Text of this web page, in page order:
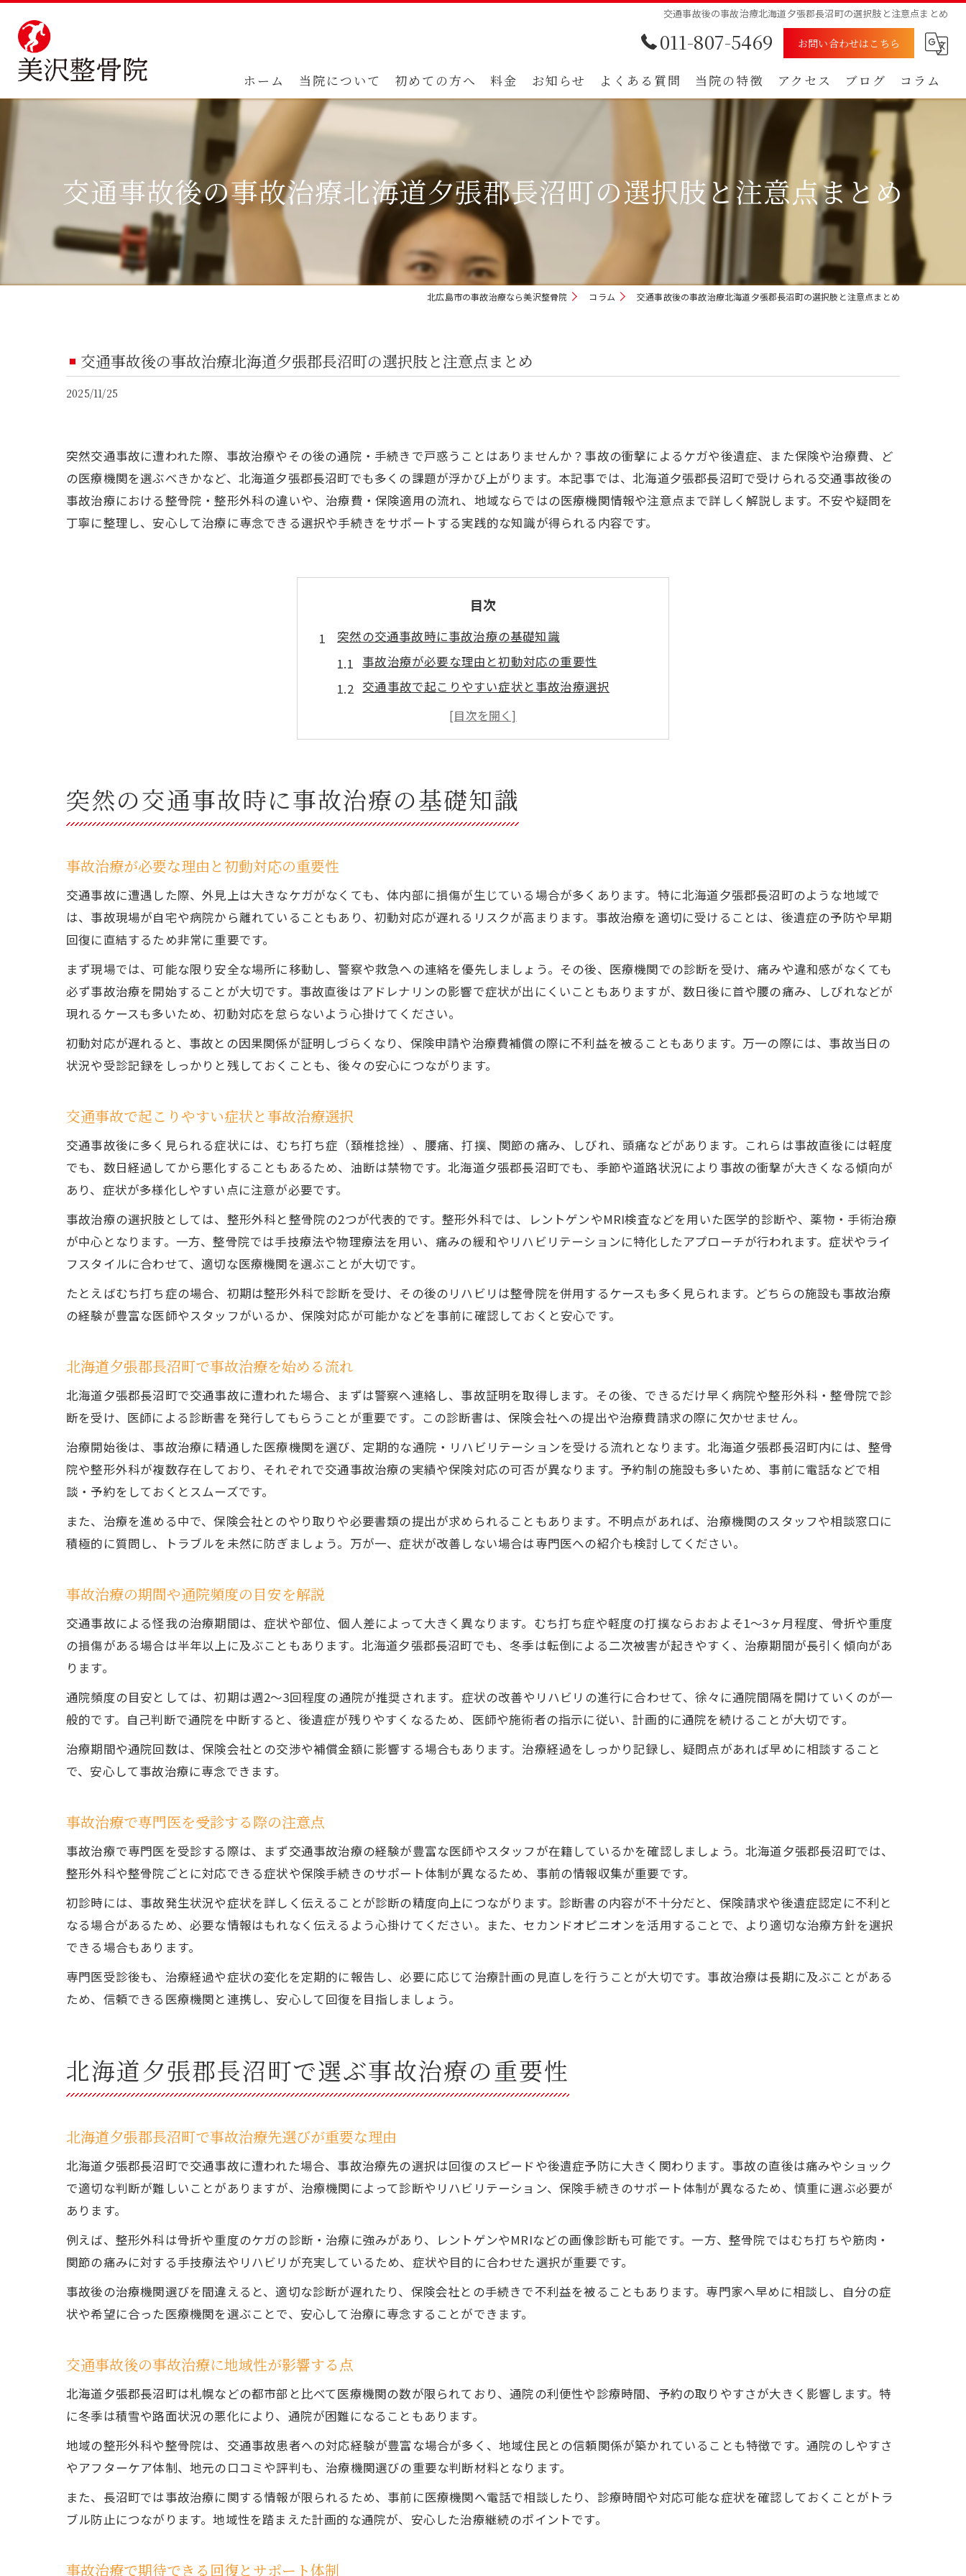
交通事故後の事故治療北海道夕張郡長沼町の選択肢と注意点まとめ
011-807-5469 お問い合わせはこちら
ホーム 当院について 初めての方へ 料金 お知らせ よくある質問 当院の特徴
肩
アクセス
漫画特集
ブログ コラム
交通事故後の事故治療北海道夕張郡長沼町の選択肢と注意点まとめ
北広島市の事故治療なら美沢整骨院 コラム 交通事故後の事故治療北海道夕張郡長沼町の選択肢と注意点まとめ
交通事故後の事故治療北海道夕張郡長沼町の選択肢と注意点まとめ
2025/11/25
突然交通事故に遭われた際、事故治療やその後の通院・手続きで戸惑うことはありませんか？事故の衝撃によるケガや後遺症、また保険や治療費、ど
の医療機関を選ぶべきかなど、北海道夕張郡長沼町でも多くの課題が浮かび上がります。本記事では、北海道夕張郡長沼町で受けられる交通事故後の
事故治療における整骨院・整形外科の違いや、治療費・保険適用の流れ、地域ならではの医療機関情報や注意点まで詳しく解説します。不安や疑問を
丁寧に整理し、安心して治療に専念できる選択や手続きをサポートする実践的な知識が得られる内容です。
目次
突然の交通事故時に事故治療の基礎知識
事故治療が必要な理由と初動対応の重要性
交通事故で起こりやすい症状と事故治療選択
北海道夕張郡長沼町で事故治療を始める流れ
事故治療の期間や通院頻度の目安を解説
北海道夕張郡長沼町で選ぶ事故治療の重要性
北海道夕張郡長沼町で事故治療先選びが重要な理由
事故治療の専門家との相談方法と安心ポイント
地域で信頼できる事故治療を選ぶ判断基準
事故治療で見落としがちな症状の特徴とは
事故治療が後遺症予防に果たす役割を解説
交通事故後の症状に合わせた事故治療法
事故治療後のリハビリと日常復帰までの流れ
専門医の診断が事故治療で重要な理由
交通事故後の事故治療開始から手続き解説
事故治療の際に必要となる書類や準備物
事故治療をスムーズに進めるための連絡方法
整骨院と整形外科、治療先の選び方解説
事故治療で整骨院と整形外科を使い分ける基準
事故治療における整骨院と整形外科の違い
交通事故後の事故治療で注意すべき受診順序
後悔しないための保険利用と費用の知識
事故治療に保険を活用する際の注意事項
事故治療の費用負担と保険適用の仕組み解説
保険請求時に事故治療で準備すべきポイント
事故治療中に発生しやすい費用トラブル対策
突然の交通事故時に事故治療の基礎知識
事故治療が必要な理由と初動対応の重要性
交通事故に遭遇した際、外見上は大きなケガがなくても、体内部に損傷が生じている場合が多くあります。特に北海道夕張郡長沼町のような地域で
は、事故現場が自宅や病院から離れていることもあり、初動対応が遅れるリスクが高まります。事故治療を適切に受けることは、後遺症の予防や早期
回復に直結するため非常に重要です。
まず現場では、可能な限り安全な場所に移動し、警察や救急への連絡を優先しましょう。その後、医療機関での診断を受け、痛みや違和感がなくても
必ず事故治療を開始することが大切です。事故直後はアドレナリンの影響で症状が出にくいこともありますが、数日後に首や腰の痛み、しびれなどが
現れるケースも多いため、初動対応を怠らないよう心掛けてください。
初動対応が遅れると、事故との因果関係が証明しづらくなり、保険申請や治療費補償の際に不利益を被ることもあります。万一の際には、事故当日の
状況や受診記録をしっかりと残しておくことも、後々の安心につながります。
交通事故で起こりやすい症状と事故治療選択
交通事故後に多く見られる症状には、むち打ち症（頚椎捻挫）、腰痛、打撲、関節の痛み、しびれ、頭痛などがあります。これらは事故直後には軽度
でも、数日経過してから悪化することもあるため、油断は禁物です。北海道夕張郡長沼町でも、季節や道路状況により事故の衝撃が大きくなる傾向が
あり、症状が多様化しやすい点に注意が必要です。
事故治療の選択肢としては、整形外科と整骨院の2つが代表的です。整形外科では、レントゲンやMRI検査などを用いた医学的診断や、薬物・手術治療
が中心となります。一方、整骨院では手技療法や物理療法を用い、痛みの緩和やリハビリテーションに特化したアプローチが行われます。症状やライ
フスタイルに合わせて、適切な医療機関を選ぶことが大切です。
たとえばむち打ち症の場合、初期は整形外科で診断を受け、その後のリハビリは整骨院を併用するケースも多く見られます。どちらの施設も事故治療
の経験が豊富な医師やスタッフがいるか、保険対応が可能かなどを事前に確認しておくと安心です。
北海道夕張郡長沼町で事故治療を始める流れ
北海道夕張郡長沼町で交通事故に遭われた場合、まずは警察へ連絡し、事故証明を取得します。その後、できるだけ早く病院や整形外科・整骨院で診
断を受け、医師による診断書を発行してもらうことが重要です。この診断書は、保険会社への提出や治療費請求の際に欠かせません。
治療開始後は、事故治療に精通した医療機関を選び、定期的な通院・リハビリテーションを受ける流れとなります。北海道夕張郡長沼町内には、整骨
院や整形外科が複数存在しており、それぞれで交通事故治療の実績や保険対応の可否が異なります。予約制の施設も多いため、事前に電話などで相
談・予約をしておくとスムーズです。
また、治療を進める中で、保険会社とのやり取りや必要書類の提出が求められることもあります。不明点があれば、治療機関のスタッフや相談窓口に
積極的に質問し、トラブルを未然に防ぎましょう。万が一、症状が改善しない場合は専門医への紹介も検討してください。
事故治療の期間や通院頻度の目安を解説
交通事故による怪我の治療期間は、症状や部位、個人差によって大きく異なります。むち打ち症や軽度の打撲ならおおよそ1～3ヶ月程度、骨折や重度
の損傷がある場合は半年以上に及ぶこともあります。北海道夕張郡長沼町でも、冬季は転倒による二次被害が起きやすく、治療期間が長引く傾向があ
ります。
通院頻度の目安としては、初期は週2～3回程度の通院が推奨されます。症状の改善やリハビリの進行に合わせて、徐々に通院間隔を開けていくのが一
般的です。自己判断で通院を中断すると、後遺症が残りやすくなるため、医師や施術者の指示に従い、計画的に通院を続けることが大切です。
治療期間や通院回数は、保険会社との交渉や補償金額に影響する場合もあります。治療経過をしっかり記録し、疑問点があれば早めに相談すること
で、安心して事故治療に専念できます。
事故治療で専門医を受診する際の注意点
事故治療で専門医を受診する際は、まず交通事故治療の経験が豊富な医師やスタッフが在籍しているかを確認しましょう。北海道夕張郡長沼町では、
整形外科や整骨院ごとに対応できる症状や保険手続きのサポート体制が異なるため、事前の情報収集が重要です。
初診時には、事故発生状況や症状を詳しく伝えることが診断の精度向上につながります。診断書の内容が不十分だと、保険請求や後遺症認定に不利と
なる場合があるため、必要な情報はもれなく伝えるよう心掛けてください。また、セカンドオピニオンを活用することで、より適切な治療方針を選択
できる場合もあります。
専門医受診後も、治療経過や症状の変化を定期的に報告し、必要に応じて治療計画の見直しを行うことが大切です。事故治療は長期に及ぶことがある
ため、信頼できる医療機関と連携し、安心して回復を目指しましょう。
北海道夕張郡長沼町で選ぶ事故治療の重要性
北海道夕張郡長沼町で事故治療先選びが重要な理由
北海道夕張郡長沼町で交通事故に遭われた場合、事故治療先の選択は回復のスピードや後遺症予防に大きく関わります。事故の直後は痛みやショック
で適切な判断が難しいことがありますが、治療機関によって診断やリハビリテーション、保険手続きのサポート体制が異なるため、慎重に選ぶ必要が
あります。
例えば、整形外科は骨折や重度のケガの診断・治療に強みがあり、レントゲンやMRIなどの画像診断も可能です。一方、整骨院ではむち打ちや筋肉・
関節の痛みに対する手技療法やリハビリが充実しているため、症状や目的に合わせた選択が重要です。
事故後の治療機関選びを間違えると、適切な診断が遅れたり、保険会社との手続きで不利益を被ることもあります。専門家へ早めに相談し、自分の症
状や希望に合った医療機関を選ぶことで、安心して治療に専念することができます。
交通事故後の事故治療に地域性が影響する点
北海道夕張郡長沼町は札幌などの都市部と比べて医療機関の数が限られており、通院の利便性や診療時間、予約の取りやすさが大きく影響します。特
に冬季は積雪や路面状況の悪化により、通院が困難になることもあります。
地域の整形外科や整骨院は、交通事故患者への対応経験が豊富な場合が多く、地域住民との信頼関係が築かれていることも特徴です。通院のしやすさ
やアフターケア体制、地元の口コミや評判も、治療機関選びの重要な判断材料となります。
また、長沼町では事故治療に関する情報が限られるため、事前に医療機関へ電話で相談したり、診療時間や対応可能な症状を確認しておくことがトラ
ブル防止につながります。地域性を踏まえた計画的な通院が、安心した治療継続のポイントです。
事故治療で期待できる回復とサポート体制